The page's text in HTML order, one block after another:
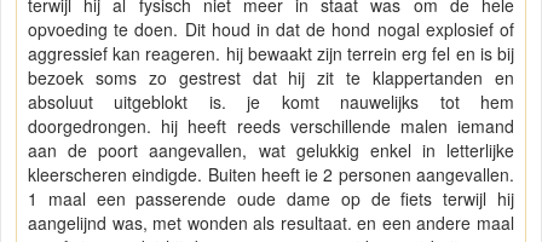
terwijl hij al fysisch niet meer in staat was om de hele
opvoeding te doen. Dit houd in dat de hond nogal explosief of
aggressief kan reageren. hij bewaakt zijn terrein erg fel en is bij
bezoek soms zo gestrest dat hij zit te klappertanden en
absoluut uitgeblokt is. je komt nauwelijks tot hem
doorgedrongen. hij heeft reeds verschillende malen iemand
aan de poort aangevallen, wat gelukkig enkel in letterlijke
kleerscheren eindigde. Buiten heeft ie 2 personen aangevallen.
1 maal een passerende oude dame op de fiets terwijl hij
aangelijnd was, met wonden als resultaat. en een andere maal